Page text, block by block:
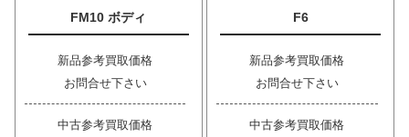
FM10 ボディ
新品参考買取価格
お問合せ下さい
中古参考買取価格
F6
新品参考買取価格
お問合せ下さい
中古参考買取価格